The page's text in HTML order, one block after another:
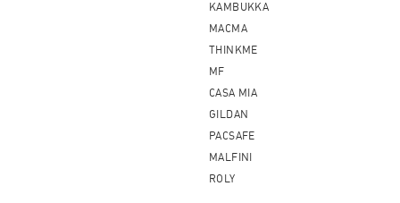
KAMBUKKA
MACMA
THINKME
MF
CASA MIA
GILDAN
PACSAFE
MALFINI
ROLY